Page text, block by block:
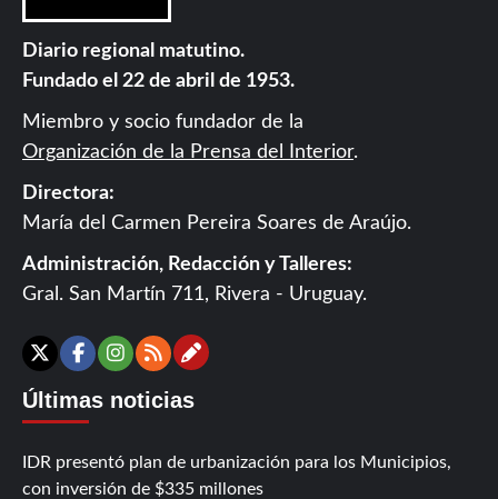
Diario regional matutino.
Fundado el 22 de abril de 1953.
Miembro y socio fundador de la
Organización de la Prensa del Interior.
Directora:
María del Carmen Pereira Soares de Araújo.
Administración, Redacción y Talleres:
Gral. San Martín 711, Rivera - Uruguay.
X Facebook
Instagram
RSSContáctanos
Últimas noticias
IDR presentó plan de urbanización para los Municipios,
con inversión de $335 millones